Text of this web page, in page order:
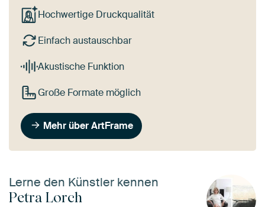
Hochwertige Druckqualität
Einfach austauschbar
Akustische Funktion
Große Formate möglich
Mehr über ArtFrame
Lerne den Künstler kennen
Petra Lorch